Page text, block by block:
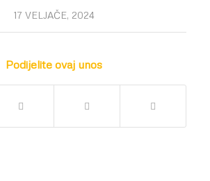
17 VELJAČE, 2024
Podijelite ovaj unos